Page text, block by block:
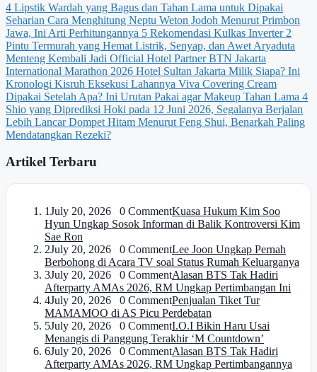
4 Lipstik Wardah yang Bagus dan Tahan Lama untuk Dipakai
Seharian Cara Menghitung Neptu Weton Jodoh Menurut Primbon
Jawa, Ini Arti Perhitungannya 5 Rekomendasi Kulkas Inverter 2
Pintu Termurah yang Hemat Listrik, Senyap, dan Awet Aryaduta
Menteng Kembali Jadi Official Hotel Partner BTN Jakarta
International Marathon 2026 Hotel Sultan Jakarta Milik Siapa? Ini
Kronologi Kisruh Eksekusi Lahannya Viva Covering Cream
Dipakai Setelah Apa? Ini Urutan Pakai agar Makeup Tahan Lama 4
Shio yang Diprediksi Hoki pada 12 Juni 2026, Segalanya Berjalan
Lebih LancarDompet Hitam Menurut Feng Shui, Benarkah Paling
Mendatangkan Rezeki?
Artikel Terbaru
1July 20, 2026 0 CommentKuasa Hukum Kim Soo
Hyun Ungkap Sosok Informan di Balik Kontroversi Kim
Sae Ron
2July 20, 2026 0 CommentLee Joon Ungkap Pernah
Berbohong di Acara TV soal Status Rumah Keluarganya
3July 20, 2026 0 CommentAlasan BTS Tak Hadiri
Afterparty AMAs 2026, RM Ungkap Pertimbangan Ini
4July 20, 2026 0 CommentPenjualan Tiket Tur
MAMAMOO di AS Picu Perdebatan
5July 20, 2026 0 CommentI.O.I Bikin Haru Usai
Menangis di Panggung Terakhir ‘M Countdown’
6July 20, 2026 0 CommentAlasan BTS Tak Hadiri
Afterparty AMAs 2026, RM Ungkap Pertimbangannya